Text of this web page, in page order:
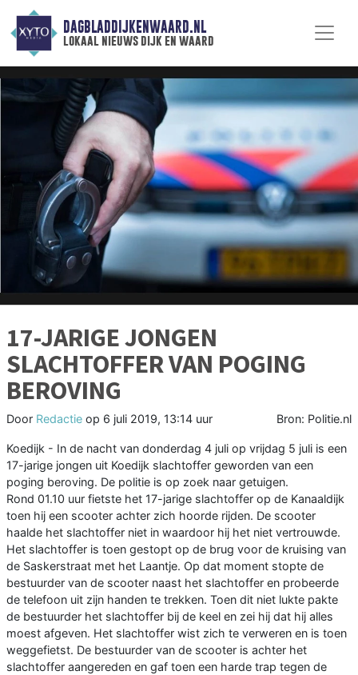
DAGBLADDIJKENWAARD.NL
lokaal nieuws dijk en waard
17-JARIGE JONGEN
SLACHTOFFER VAN POGING
BEROVING
Door Redactie op 6 juli 2019, 13:14 uur Bron: Politie.nl
Koedijk - In de nacht van donderdag 4 juli op vrijdag 5 juli is een
17-jarige jongen uit Koedijk slachtoffer geworden van een
poging beroving. De politie is op zoek naar getuigen.
Rond 01.10 uur fietste het 17-jarige slachtoffer op de Kanaaldijk
toen hij een scooter achter zich hoorde rijden. De scooter
haalde het slachtoffer niet in waardoor hij het niet vertrouwde.
Het slachtoffer is toen gestopt op de brug voor de kruising van
de Saskerstraat met het Laantje. Op dat moment stopte de
bestuurder van de scooter naast het slachtoffer en probeerde
de telefoon uit zijn handen te trekken. Toen dit niet lukte pakte
de bestuurder het slachtoffer bij de keel en zei hij dat hij alles
moest afgeven. Het slachtoffer wist zich te verweren en is toen
weggefietst. De bestuurder van de scooter is achter het
slachtoffer aangereden en gaf toen een harde trap tegen de